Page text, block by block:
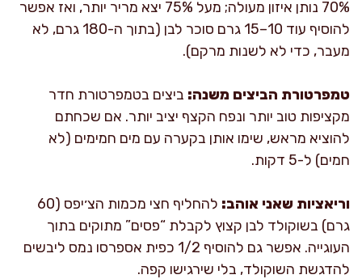
70% נותן איזון מעולה; מעל 75% יצא מריר יותר, ואז אפשר
להוסיף עוד 10–15 גרם סוכר לבן (בתוך ה-180 גרם, לא
מעבר, כדי לא לשנות מרקם).
טמפרטורת הביצים משנה: ביצים בטמפרטורת חדר
מקציפות טוב יותר ונפח הקצף יציב יותר. אם שכחתם
להוציא מראש, שימו אותן בקערה עם מים חמימים (לא
חמים) ל-5 דקות.
וריאציות שאני אוהב:
להחליף חצי מכמות הצ׳יפס (60
גרם) בשוקולד לבן קצוץ לקבלת “פסים” מתוקים בתוך
העוגייה. אפשר גם להוסיף 1/2 כפית אספרסו נמס ליבשים
להדגשת השוקולד, בלי שירגישו קפה.